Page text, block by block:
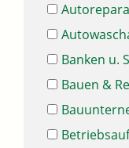
Banken u.
Bauen &